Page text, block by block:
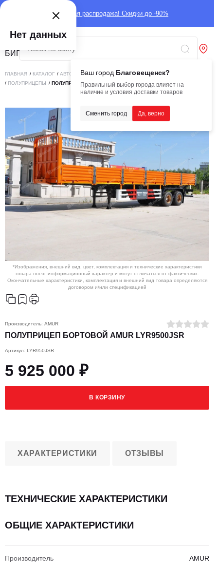
Глобальная распродажа! Скидки до -90%
Ваш город Благовещенск?
Правильный выбор города влияет на
наличие и условия доставки товаров
Сменить город Да, верно
ГЛАВНАЯ / КАТАЛОГ / АВТОТЕХНИКА /ТРАЛЫ, ПОЛУПРИЦЕПЫ, ПРИЦЕПЫ
/ ПОЛУПРИЦЕПЫ / ПОЛУПРИЦЕП БОРТОВОЙ AMUR LYR9500JSR
*Изображения, внешний вид, цвет, комплектация и технические характеристики
товара носят информационный характер и могут отличаться от фактических.
Окончательные характеристики, комплектация и внешний вид товара определяются
договором и/или спецификацией
Производитель: AMUR
ПОЛУПРИЦЕП БОРТОВОЙ AMUR LYR9500JSR
Артикул: LYR950JSR
5 925 000 ₽
В КОРЗИНУ
ХАРАКТЕРИСТИКИ ОТЗЫВЫ
ТЕХНИЧЕСКИЕ ХАРАКТЕРИСТИКИ
ОБЩИЕ ХАРАКТЕРИСТИКИ
Производитель AMUR
Нет данных